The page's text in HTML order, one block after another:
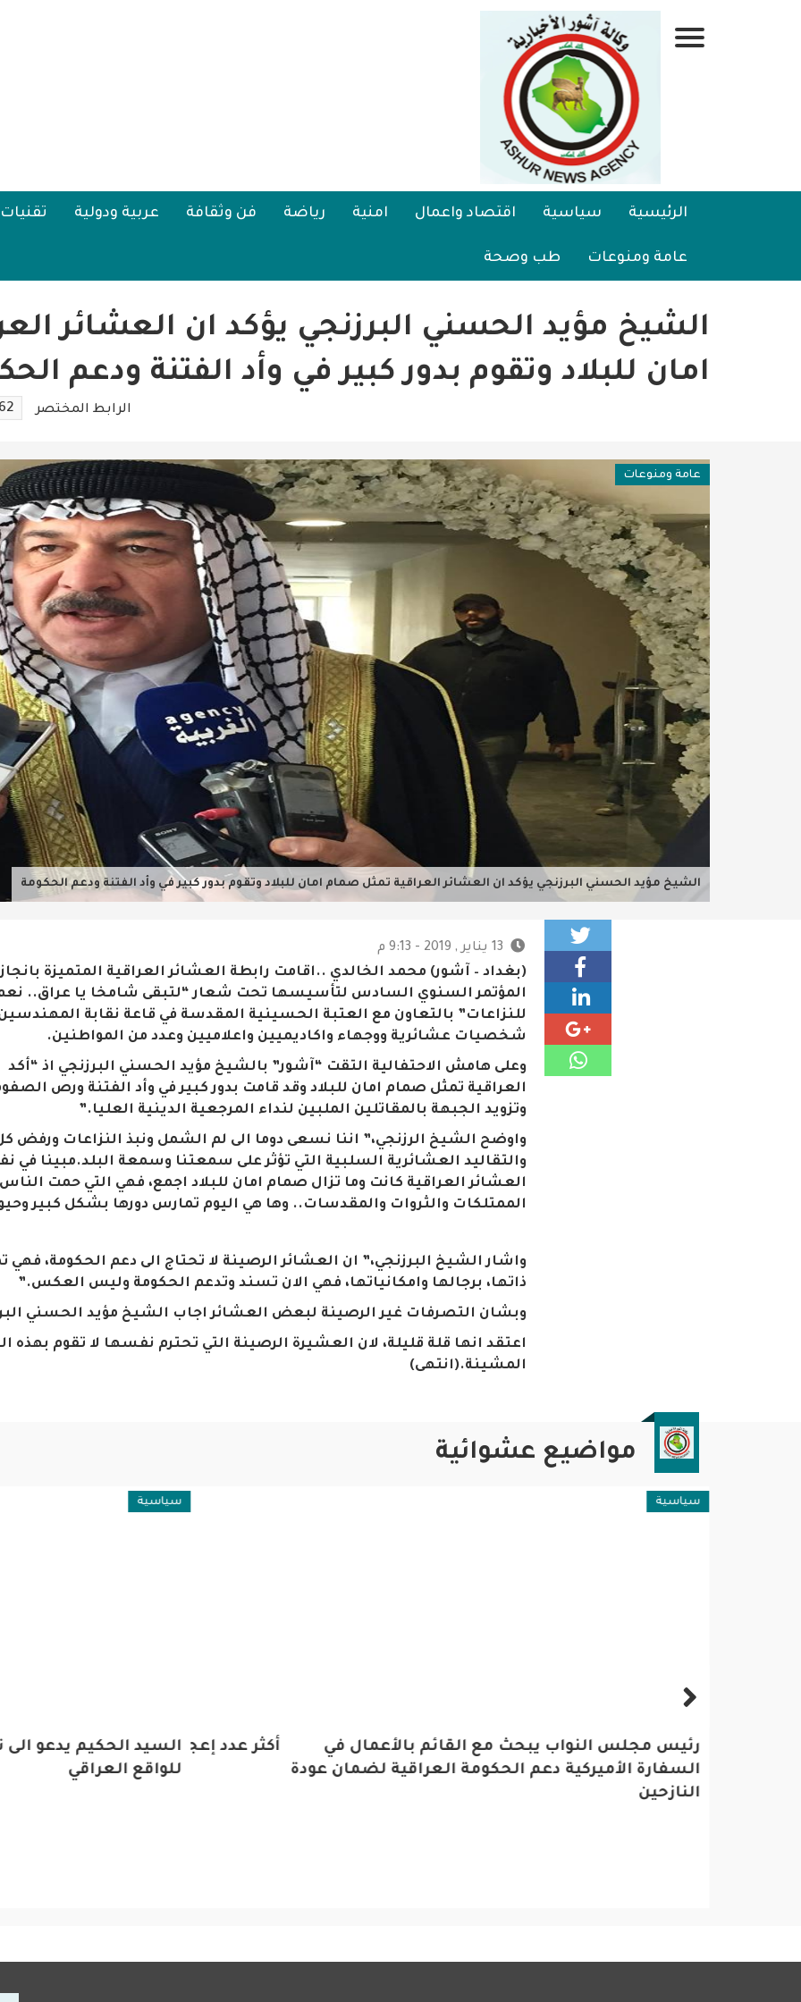
Main
navigation
الرئيسية سياسية اقتصاد واعمال امنية رياضة فن وثقافة عربية ودولية تقنيات
عامة ومنوعات طب وصحة
الشيخ مؤيد الحسني البرزنجي يؤكد ان العشائر
امان للبلاد وتقوم بدور كبير في وأد الفتنة ودعم
الرابط المختصر
عامة ومنوعات
الشيخ مؤيد الحسني البرزنجي يؤكد ان العشائر العراقية تمثل صمام امان للبلاد وتقوم بدور كبير في وأد الفتنة ودعم الحكومة
13 يناير , 2019 - 9:13 م
(بغداد – آشور) محمد الخالدي ..اقامت رابطة العشائر العراقية المتميزة
المؤتمر السنوي السادس لتأسيسها تحت شعار “لتبقى شامخا يا عراق..
للنزاعات” بالتعاون مع العتبة الحسينية المقدسة في قاعة نقابة
شخصيات عشائرية ووجهاء واكاديميين واعلاميين وعدد من المواطنين.
وعلى هامش الاحتفالية التقت “آشور” بالشيخ مؤيد الحسني البرزنجي اذ “أكد
العراقية تمثل صمام امان للبلاد وقد قامت بدور كبير في وأد الفتنة ورص
وتزويد الجبهة بالمقاتلين الملبين لنداء المرجعية الدينية العليا.”
واوضح الشيخ الرزنجي،” اننا نسعى دوما الى لم الشمل ونبذ النزاعات ورفض
والتقاليد العشائرية السلبية التي تؤثر على سمعتنا وسمعة البلد.مبينا في
العشائر العراقية كانت وما تزال صمام امان للبلاد اجمع، فهي التي حمت
الممتلكات والثروات والمقدسات.. وها هي اليوم تمارس دورها بشكل كبير
واشار الشيخ البرزنجي،” ان العشائر الرصينة لا تحتاج الى دعم الحكومة، فهي
ذاتها، برجالها وامكانياتها، فهي الان تسند وتدعم الحكومة وليس العكس.”
وبشان التصرفات غير الرصينة لبعض العشائر اجاب الشيخ مؤيد الحسني
اعتقد انها قلة قليلة، لان العشيرة الرصينة التي تحترم نفسها لا تقوم بهذه
المشينة.(انتهى)
مواضيع عشوائية
سياسية
رئيس مجلس النواب يبحث مع القائم بالأعمال في
السفارة الأميركية دعم الحكومة العراقية لضمان عودة
النازحين
تغريدة اوباما تسجل أكثر عدد إعجابات في التاريخ
سياسية
السيد الحكيم يدعو
للواقع العراقي
تحقيقات صحفية
عامة ومنوعات
طب وصحة